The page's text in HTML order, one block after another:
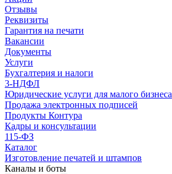
Отзывы
Реквизиты
Гарантия на печати
Вакансии
Документы
Услуги
Бухгалтерия и налоги
3-НДФЛ
Юридические услуги для малого бизнеса
Продажа электронных подписей
Продукты Контура
Кадры и консультации
115-ФЗ
Каталог
Изготовление печатей и штампов
Каналы и боты